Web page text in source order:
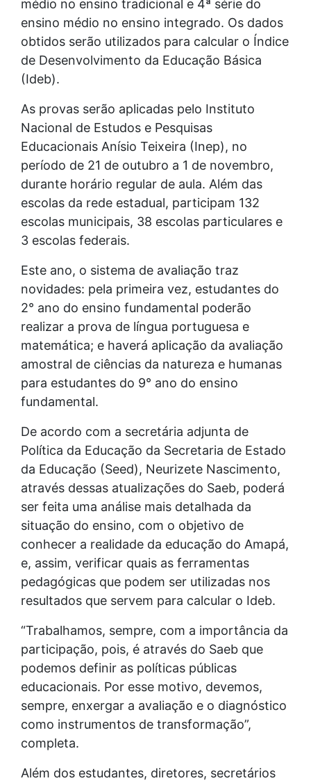
médio no ensino tradicional e 4ª série do
ensino médio no ensino integrado. Os dados
obtidos serão utilizados para calcular o Índice
de Desenvolvimento da Educação Básica
(Ideb).
As provas serão aplicadas pelo Instituto
Nacional de Estudos e Pesquisas
Educacionais Anísio Teixeira (Inep), no
período de 21 de outubro a 1 de novembro,
durante horário regular de aula. Além das
escolas da rede estadual, participam 132
escolas municipais, 38 escolas particulares e
3 escolas federais.
Este ano, o sistema de avaliação traz
novidades: pela primeira vez, estudantes do
2° ano do ensino fundamental poderão
realizar a prova de língua portuguesa e
matemática; e haverá aplicação da avaliação
amostral de ciências da natureza e humanas
para estudantes do 9° ano do ensino
fundamental.
De acordo com a secretária adjunta de
Política da Educação da Secretaria de Estado
da Educação (Seed), Neurizete Nascimento,
através dessas atualizações do Saeb, poderá
ser feita uma análise mais detalhada da
situação do ensino, com o objetivo de
conhecer a realidade da educação do Amapá,
e, assim, verificar quais as ferramentas
pedagógicas que podem ser utilizadas nos
resultados que servem para calcular o Ideb.
“Trabalhamos, sempre, com a importância da
participação, pois, é através do Saeb que
podemos definir as políticas públicas
educacionais. Por esse motivo, devemos,
sempre, enxergar a avaliação e o diagnóstico
como instrumentos de transformação”,
completa.
Além dos estudantes, diretores, secretários